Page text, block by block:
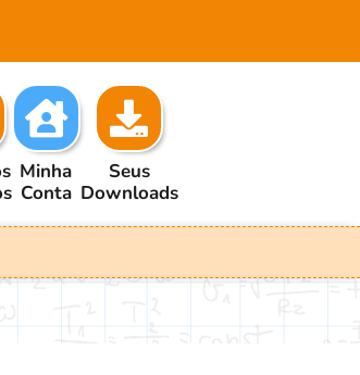
Minha
Conta
Seus
Downloads